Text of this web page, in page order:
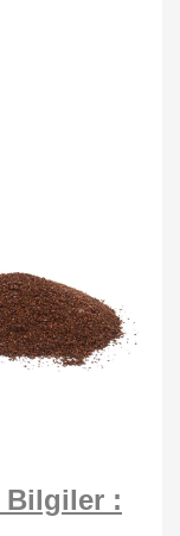
Bilgiler :